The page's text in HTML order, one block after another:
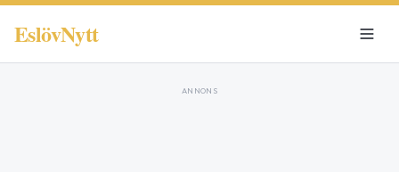
EslövNytt
ANNONS